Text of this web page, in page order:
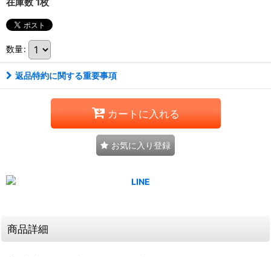
数量:
返品特約に関する重要事項
カートに入れる
お気に入り登録
商品詳細